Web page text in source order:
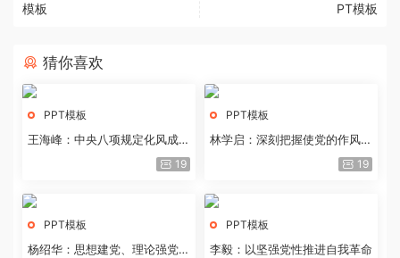
模板
PT模板
猜你喜欢
PPT模板
王海峰：中央八项规定化风成俗
19
PPT模板
林学启：深刻把握使党的作风全
19
PPT模板
杨绍华：思想建党、理论强党的
PPT模板
李毅：以坚强党性推进自我革命